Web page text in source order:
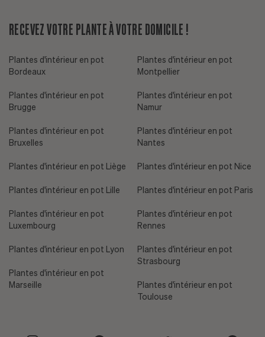
RECEVEZ VOTRE PLANTE À VOTRE DOMICILE !
Plantes d'intérieur en pot
Bordeaux
Plantes d'intérieur en pot
Brugge
Plantes d'intérieur en pot
Bruxelles
Plantes d'intérieur en pot Liège
Plantes d'intérieur en pot Lille
Plantes d'intérieur en pot
Luxembourg
Plantes d'intérieur en pot Lyon
Plantes d'intérieur en pot
Marseille
Plantes d'intérieur en pot
Montpellier
Plantes d'intérieur en pot
Namur
Plantes d'intérieur en pot
Nantes
Plantes d'intérieur en pot Nice
Plantes d'intérieur en pot Paris
Plantes d'intérieur en pot
Rennes
Plantes d'intérieur en pot
Strasbourg
Plantes d'intérieur en pot
Toulouse